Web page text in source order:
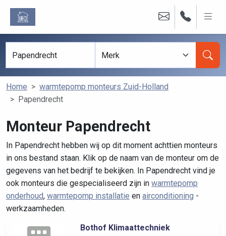
Home
warmtepomp monteurs Zuid-Holland
Papendrecht
Monteur Papendrecht
In Papendrecht hebben wij op dit moment achttien monteurs
in ons bestand staan. Klik op de naam van de monteur om de
gegevens van het bedrijf te bekijken. In Papendrecht vind je
ook monteurs die gespecialiseerd zijn in warmtepomp
onderhoud, warmtepomp installatie en airconditioning -
werkzaamheden.
Bothof Klimaattechniek